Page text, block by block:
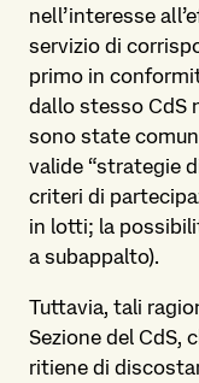
nell’interesse
servizio di
primo in
dallo stesso CdS
sono state
valide “strategie
criteri di
in lotti; la
a subappalto).
Tuttavia, tali
Sezione del CdS,
ritiene di